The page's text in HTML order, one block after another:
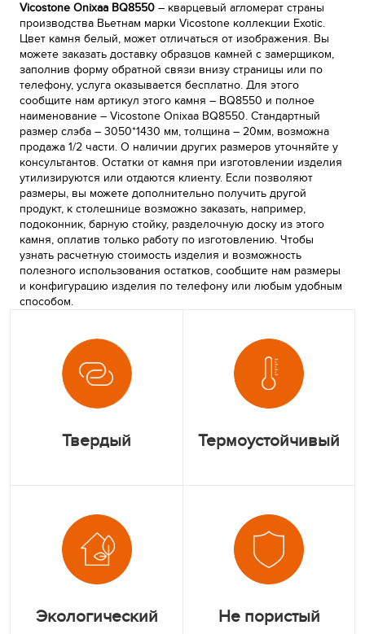
Vicostone Onixaa BQ8550 – кварцевый агломерат страны
производства Вьетнам марки Vicostone коллекции Exotic.
Цвет камня белый, может отличаться от изображения. Вы
можете заказать доставку образцов камней с замерщиком,
заполнив форму обратной связи внизу страницы или по
телефону, услуга оказывается бесплатно. Для этого
сообщите нам артикул этого камня – BQ8550 и полное
наименование – Vicostone Onixaa BQ8550. Стандартный
размер слэба – 3050*1430 мм, толщина – 20мм, возможна
продажа 1/2 части. О наличии других размеров уточняйте у
консультантов. Остатки от камня при изготовлении изделия
утилизируются или отдаются клиенту. Если позволяют
размеры, вы можете дополнительно получить другой
продукт, к столешнице возможно заказать, например,
подоконник, барную стойку, разделочную доску из этого
камня, оплатив только работу по изготовлению. Чтобы
узнать расчетную стоимость изделия и возможность
полезного использования остатков, сообщите нам размеры
и конфигурацию изделия по телефону или любым удобным
способом.
Твердый Термоустойчивый
Экологический Не пористый